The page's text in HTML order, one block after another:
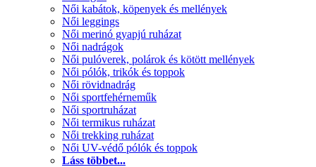
Női kabátok, köpenyek és mellények
Női leggings
Női merinó gyapjú ruházat
Női nadrágok
Női pulóverek, polárok és kötött mellények
Női pólók, trikók és toppok
Női rövidnadrág
Női sportfehérneműk
Női sportruházat
Női termikus ruházat
Női trekking ruházat
Női UV-védő pólók és toppok
Láss többet...